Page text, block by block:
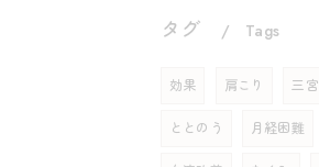
タグ Tags
効果 肩こり 三宮
ととのう 月経困難